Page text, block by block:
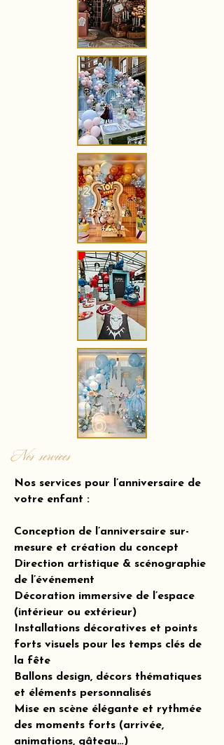
Nos services
Nos services pour l’anniversaire de
votre enfant :
Conception de l’anniversaire sur-
mesure et création du concept
Direction artistique & scénographie
de l’événement
Décoration immersive de l’espace
(intérieur ou extérieur)
Installations décoratives et points
forts visuels pour les temps clés de
la fête
Ballons design, décors thématiques
et éléments personnalisés
Mise en scène élégante et rythmée
des moments forts (arrivée,
animations, gâteau…)